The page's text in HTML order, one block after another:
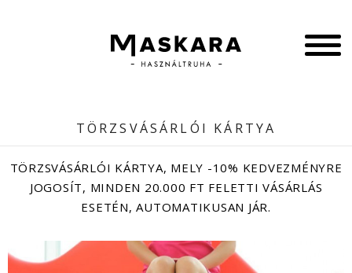
TÖRZSVÁSÁRLÓI KÁRTYA
TÖRZSVÁSÁRLÓI KÁRTYA, MELY -10% KEDVEZMÉNYRE
JOGOSÍT, MINDEN 20.000 FT FELETTI VÁSÁRLÁS
ESETÉN, AUTOMATIKUSAN JÁR.